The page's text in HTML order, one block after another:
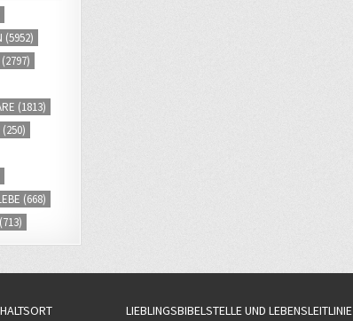
(5952)
(2797)
(1813)
(250)
(668)
(713)
LIEBLINGSBIBELSTELLE UND LEBENSLEITLINIE